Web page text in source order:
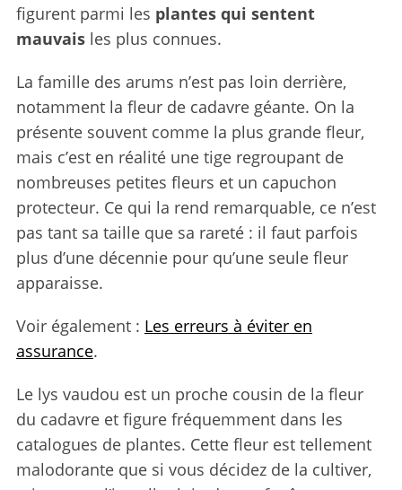
figurent parmi les plantes qui sentent
mauvaisles plus connues.
La famille des arums n’est pas loin derrière,
notamment la fleur de cadavre géante. On la
présente souvent comme la plus grande fleur,
mais c’est en réalité une tige regroupant de
nombreuses petites fleurs et un capuchon
protecteur. Ce qui la rend remarquable, ce n’est
pas tant sa taille que sa rareté : il faut parfois
plus d’une décennie pour qu’une seule fleur
apparaisse.
Voir également : Les erreurs à éviter en
assurance.
Le lys vaudou est un proche cousin de la fleur
du cadavre et figure fréquemment dans les
catalogues de plantes. Cette fleur est tellement
malodorante que si vous décidez de la cultiver,